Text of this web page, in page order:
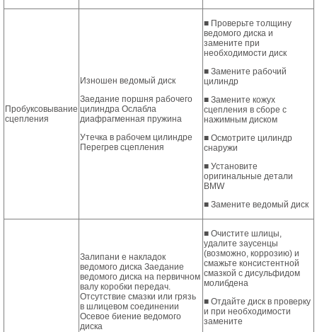
Пробуксовывание
сцепления
Изношен ведомый диск
Заедание поршня рабочего
цилиндра Ослабла
диафрагменная пружина
Утечка в рабочем цилиндре
Перегрев сцепления
■ Проверьте толщину
ведомого диска и
замените при
необходимости диск
■ Замените рабочий
цилиндр
■ Замените кожух
сцепления в сборе с
нажимным диском
■ Осмотрите цилиндр
снаружи
■ Установите
оригинальные детали
BMW
■ Замените ведомый диск
Залипани е накладок
ведомого диска Заедание
ведомого диска на первичном
валу коробки передач.
Отсутствие смазки или грязь
в шлицевом соединении
Осевое биение ведомого
диска
■ Очистите шлицы,
удалите заусенцы
(возможно, коррозию) и
смажьте консистентной
смазкой с дисульфидом
молибдена
■ Отдайте диск в проверку
и при необходимости
замените